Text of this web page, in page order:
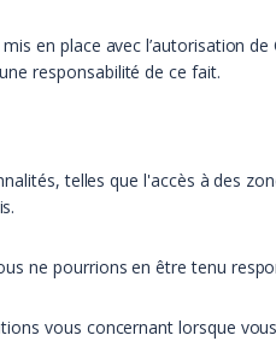
en place avec l’autorisation de
responsabilité de ce fait.
telles que l'accès à des
ne pourrions en être tenu
vous concernant lorsque